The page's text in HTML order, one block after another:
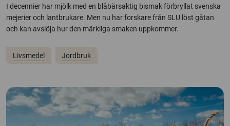
I decennier har mjölk med en blåbärsaktig bismak förbryllat svenska
mejerier och lantbrukare. Men nu har forskare från SLU löst gåtan
och kan avslöja hur den märkliga smaken uppkommer.
Livsmedel Jordbruk